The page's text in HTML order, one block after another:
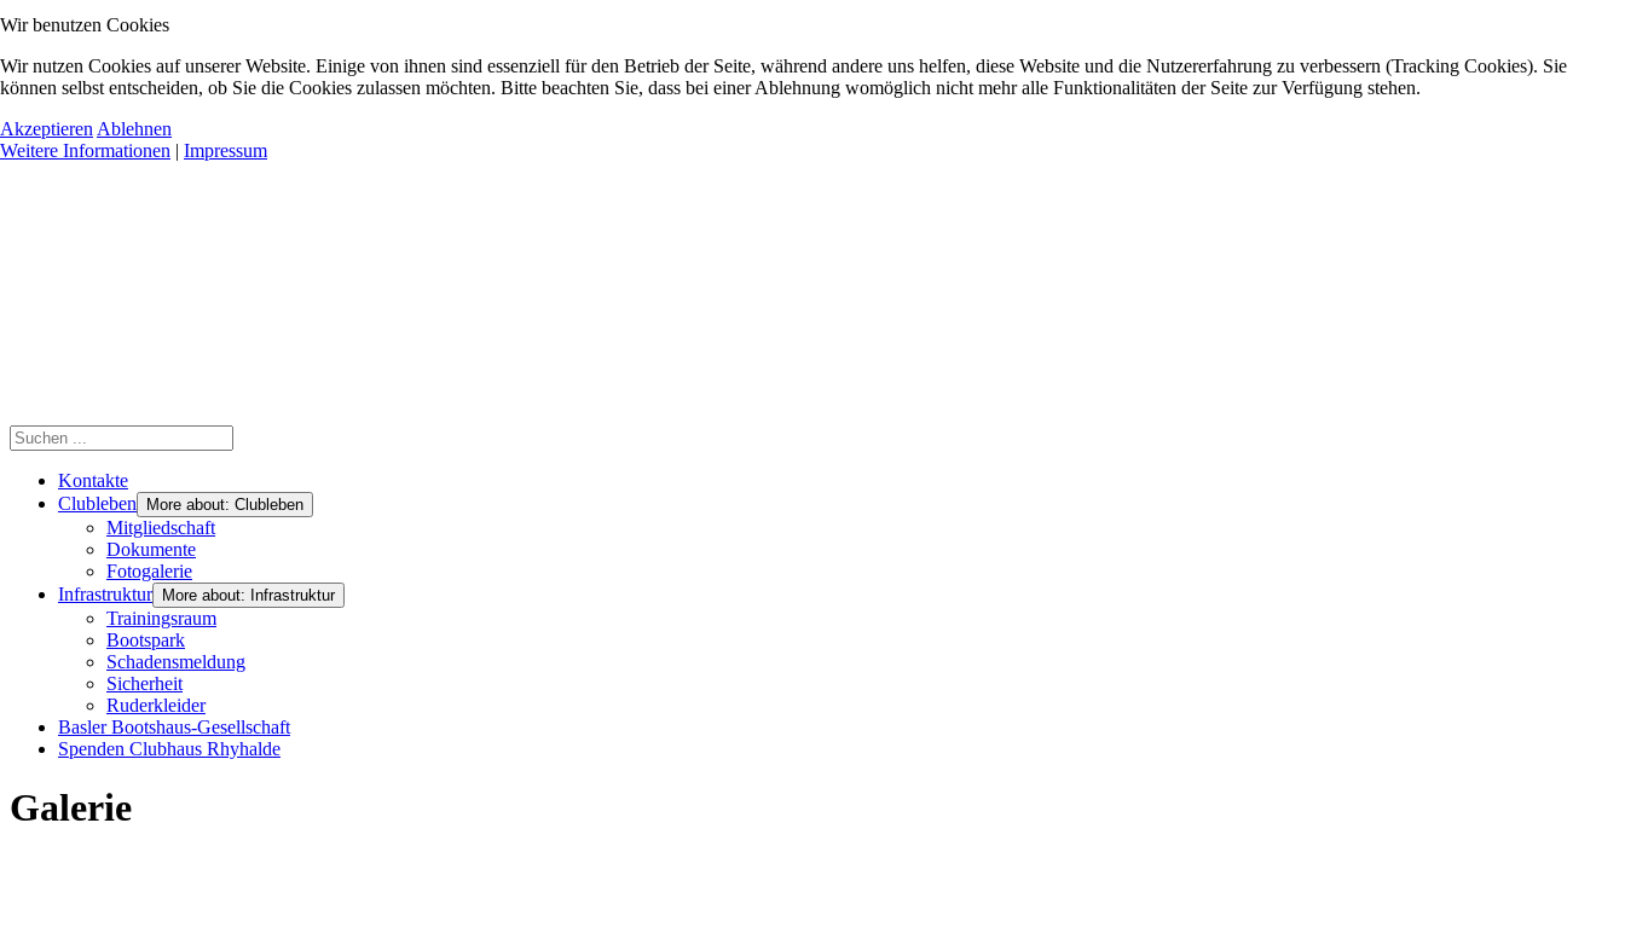
Kontakte
Clubleben
More about: Clubleben
Mitgliedschaft
Dokumente
Fotogalerie
Infrastruktur
More about: Infrastruktur
Trainingsraum
Bootspark
Schadensmeldung
Sicherheit
Ruderkleider
Basler Bootshaus-Gesellschaft
Spenden Clubhaus Rhyhalde
Galerie
Wir benutzen Cookies
Wir nutzen Cookies auf unserer Website. Einige von ihnen sind essenziell für den Betrieb der Seite, während andere uns helfen, diese Website und die Nutzererfahrung zu verbessern (Tracking Cookies). Sie
können selbst entscheiden, ob Sie die Cookies zulassen möchten. Bitte beachten Sie, dass bei einer Ablehnung womöglich nicht mehr alle Funktionalitäten der Seite zur Verfügung stehen.
Akzeptieren Ablehnen
Weitere Informationen | Impressum